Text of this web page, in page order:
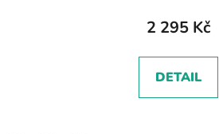
2 295 Kč
DETAIL